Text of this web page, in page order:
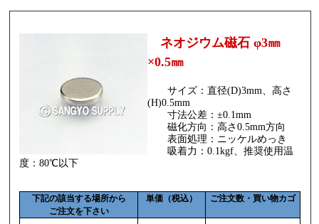
ネオジウム磁石 φ3㎜
×0.5㎜
サイズ：直径(D)3mm、高さ
(H)0.5mm
寸法公差：±0.1mm
磁化方向：高さ0.5mm方向
表面処理：ニッケルめっき
吸着力：0.1kgf、推奨使用温
度：80℃以下
下記の該当する場所から
ご注文を下さい
単価（税込） ご注文数・買い物カゴ